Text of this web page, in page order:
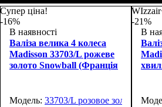
55х36х20
Супер ціна!
-16%
В наявності
Валіза велика 4 колеса
Madisson 33703/L рожеве
золото Snowball (Франція
Модель: 33703/L розовое золото
-21%
В